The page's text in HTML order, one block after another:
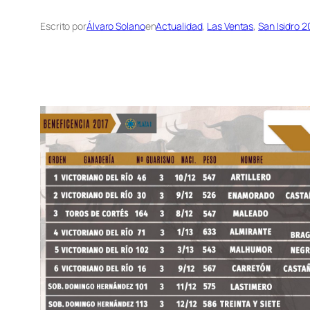
Escrito porÁlvaro SolanoenActualidad, Las Ventas, San Isidro